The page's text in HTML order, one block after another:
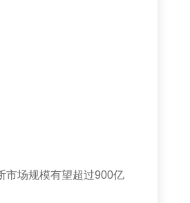
市场规模有望超过900亿